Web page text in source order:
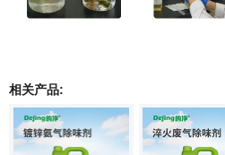
相关产品: